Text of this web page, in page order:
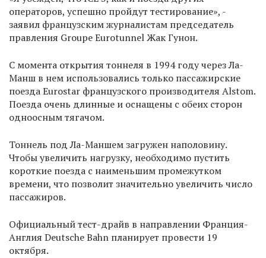
операторов, успешно пройдут тестирование», -
заявил французским журналистам председатель
правления Groupe Eurotunnel Жак Гунон.
С момента открытия тоннеля в 1994 году через Ла-
Манш в нем использовались только пассажирские
поезда Eurostar французского производителя Alstom.
Поезда очень длинные и оснащены с обеих сторон
одноосным тягачом.
Тоннель под Ла-Маншем загружен наполовину.
Чтобы увеличить нагрузку, необходимо пустить
короткие поезда с наименьшим промежутком
времени, что позволит значительно увеличить число
пассажиров.
Официальный тест-драйв в направлении Франция-
Англия Deutsche Bahn планирует провести 19
октября.